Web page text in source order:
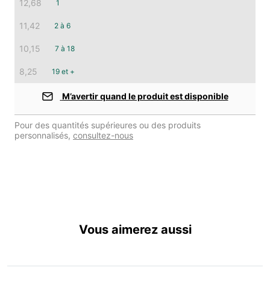
12,68 1
11,42 2 à 6
10,15 7 à 18
8,25 19 et +
M’avertir quand le produit est disponible
Pour des quantités supérieures ou des produits
personnalisés, consultez-nous
Vous aimerez aussi